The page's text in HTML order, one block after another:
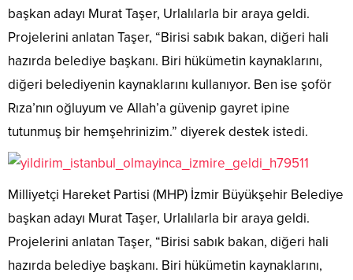
başkan adayı Murat Taşer, Urlalılarla bir araya geldi.
Projelerini anlatan Taşer, “Birisi sabık bakan, diğeri hali
hazırda belediye başkanı. Biri hükümetin kaynaklarını,
diğeri belediyenin kaynaklarını kullanıyor. Ben ise şoför
Rıza’nın oğluyum ve Allah’a güvenip gayret ipine
tutunmuş bir hemşehrinizim.” diyerek destek istedi.
Milliyetçi Hareket Partisi (MHP) İzmir Büyükşehir Belediye
başkan adayı Murat Taşer, Urlalılarla bir araya geldi.
Projelerini anlatan Taşer, “Birisi sabık bakan, diğeri hali
hazırda belediye başkanı. Biri hükümetin kaynaklarını,